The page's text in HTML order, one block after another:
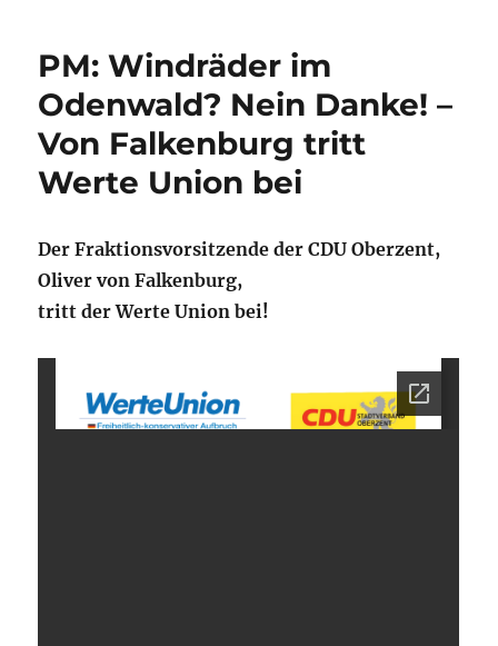
PM: Windräder im
Odenwald? Nein Danke! –
Von Falkenburg tritt
Werte Union bei
Der Fraktionsvorsitzende der CDU Oberzent,
Oliver von Falkenburg,
tritt der Werte Union bei!